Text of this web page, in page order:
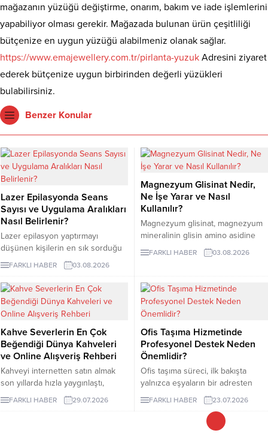
mağazanın yüzüğü değiştirme, onarım, bakım ve iade işlemlerini
yapabiliyor olması gerekir. Mağazada bulunan ürün çeşitliliği
bütçenize en uygun yüzüğü alabilmeniz olanak sağlar.
https://www.emajewellery.com.tr/pirlanta-yuzuk Adresini ziyaret
ederek bütçenize uygun birbirinden değerli yüzükleri
bulabilirsiniz.
Benzer Konular
Lazer Epilasyonda Seans
Sayısı ve Uygulama Aralıkları
Nasıl Belirlenir?
Lazer epilasyon yaptırmayı
düşünen kişilerin en sık sorduğu
konuların başında kaç seans
gerektiği gelir. Ancak bu soruya
herkes için geçerli tek bir sayı
vermek mümkün değildir. Cilt
rengi, kılın kalınlığı, uygulama
bölgesi ve hormonal özellikler
seans planını etkileyebilir. İzmir
lazer epilasyon seçenekleri
araştırılırken kısa sürede kesin
sonuç vadeden açıklamalarla
karşılaşılabilir....
FARKLI HABER 03.08.2026
Magnezyum Glisinat Nedir,
Ne İşe Yarar ve Nasıl
Kullanılır?
Magnezyum glisinat, magnezyum
mineralinin glisin amino asidine
bağlandığı bir takviye formudur.
Glisin, vücudun protein yapımında
ve burada minerali taşıyan bileşen
olarak görev yapar.
FARKLI HABER 03.08.2026
Kahve Severlerin En Çok
Beğendiği Dünya Kahveleri
ve Online Alışveriş Rehberi
Kahveyi internetten satın almak
son yıllarda hızla yaygınlaştı,
çünkü artık dünyanın en özel
yörelerinden gelen çekirdekler
FARKLI HABER 29.07.2026
Ofis Taşıma Hizmetinde
Profesyonel Destek Neden
Önemlidir?
Ofis taşıma süreci, ilk bakışta
yalnızca eşyaların bir adresten
başka bir adrese götürülmesi gibi
görünse de kurumsal işletmeler
için bundan çok daha geniş bir
FARKLI HABER 23.07.2026